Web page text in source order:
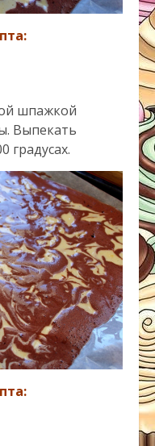
шпажкой
Выпекать
градусах.